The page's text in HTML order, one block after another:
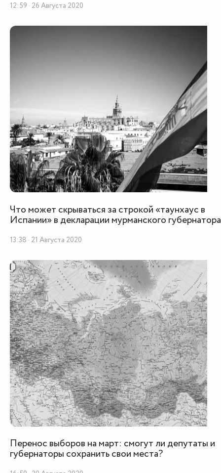
12:59 · 26 Августа 2020
Что может скрываться за строкой «таунхаус в
Испании» в декларации мурманского губернатора
13:38 · 21 Августа 2020
Перенос выборов на март: смогут ли депутаты и
губернаторы сохранить свои места?